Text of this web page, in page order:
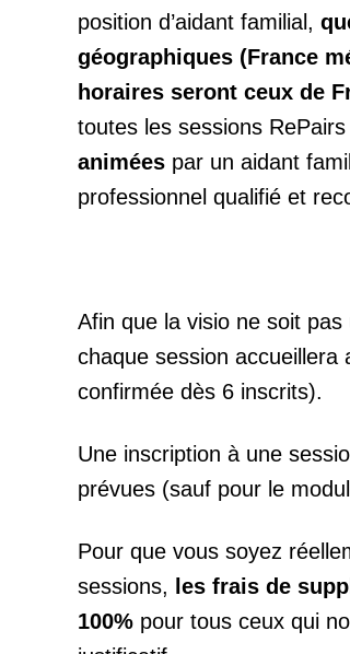
position d’aidant familial,
géographiques (France
horaires seront ceux de
toutes les sessions
animées par un aidant
professionnel qualifié et
Afin que la visio ne soit pas
chaque session accueillera
confirmée dès 6 inscrits).
Une inscription à une
prévues (sauf pour le
Pour que vous soyez
sessions, les frais de
100% pour tous ceux qui